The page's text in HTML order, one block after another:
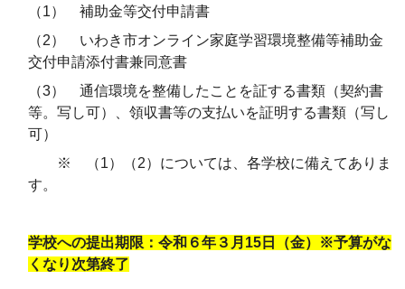
（1） 補助金等交付申請書
（2） いわき市オンライン家庭学習環境整備等補助金
交付申請添付書兼同意書
（3） 通信環境を整備したことを証する書類（契約書
等。写し可）、領収書等の支払いを証明する書類（写し
可）
※ （1）（2）については、各学校に備えてありま
す。
学校への提出期限：令和６年３月15日（金）※予算がな
くなり次第終了